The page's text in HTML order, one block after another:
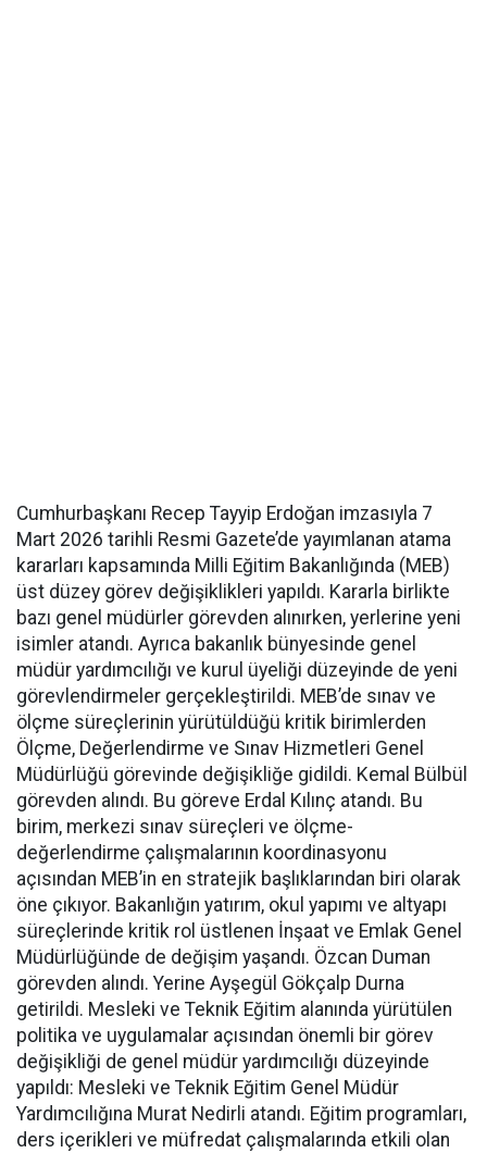
Cumhurbaşkanı Recep Tayyip Erdoğan imzasıyla 7
Mart 2026 tarihli Resmi Gazete’de yayımlanan atama
kararları kapsamında Milli Eğitim Bakanlığında (MEB)
üst düzey görev değişiklikleri yapıldı. Kararla birlikte
bazı genel müdürler görevden alınırken, yerlerine yeni
isimler atandı. Ayrıca bakanlık bünyesinde genel
müdür yardımcılığı ve kurul üyeliği düzeyinde de yeni
görevlendirmeler gerçekleştirildi. MEB’de sınav ve
ölçme süreçlerinin yürütüldüğü kritik birimlerden
Ölçme, Değerlendirme ve Sınav Hizmetleri Genel
Müdürlüğü görevinde değişikliğe gidildi. Kemal Bülbül
görevden alındı. Bu göreve Erdal Kılınç atandı. Bu
birim, merkezi sınav süreçleri ve ölçme-
değerlendirme çalışmalarının koordinasyonu
açısından MEB’in en stratejik başlıklarından biri olarak
öne çıkıyor. Bakanlığın yatırım, okul yapımı ve altyapı
süreçlerinde kritik rol üstlenen İnşaat ve Emlak Genel
Müdürlüğünde de değişim yaşandı. Özcan Duman
görevden alındı. Yerine Ayşegül Gökçalp Durna
getirildi. Mesleki ve Teknik Eğitim alanında yürütülen
politika ve uygulamalar açısından önemli bir görev
değişikliği de genel müdür yardımcılığı düzeyinde
yapıldı: Mesleki ve Teknik Eğitim Genel Müdür
Yardımcılığına Murat Nedirli atandı. Eğitim programları,
ders içerikleri ve müfredat çalışmalarında etkili olan